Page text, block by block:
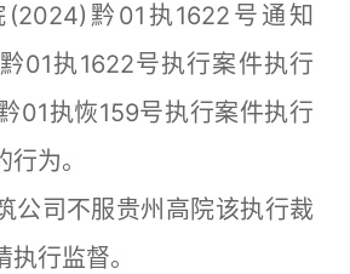
黔01执1622号通知
01执1622号执行案件执行
01执恢159号执行案件执行
为。
司不服贵州高院该执行裁
行监督。